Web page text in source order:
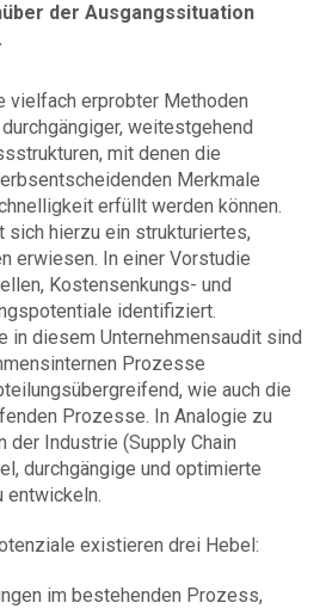
der Ausgangssituation
vielfach erprobter Methoden
weitestgehend
mit denen die
Merkmale
erfüllt werden können.
hierzu ein strukturiertes,
erwiesen. In einer Vorstudie
Kostensenkungs- und
identifiziert.
in diesem Unternehmensaudit sind
Prozesse
wie auch die
Prozesse. In Analogie zu
Industrie (Supply Chain
durchgängige und optimierte
entwickeln.
existieren drei Hebel:
im bestehenden Prozess,